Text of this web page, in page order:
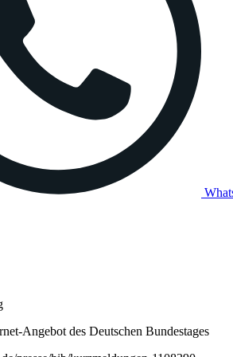
Angebot des Deutschen Bundestages